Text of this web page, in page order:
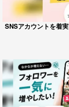
SNSアカウントを着